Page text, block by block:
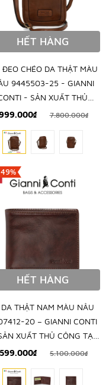
HẾT HÀNG
ĐEO CHÉO DA THẬT MÀU
9445503-25 - GIANNI
- SẢN XUẤT THỦ
CÔNG TẠI ITALY
7.800.000₫
HẾT HÀNG
THẬT NAM MÀU NÂU
20 – GIANNI CONTI
XUẤT THỦ CÔNG TẠI
ITALY5.100.000₫